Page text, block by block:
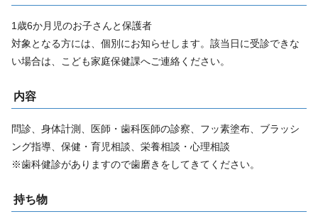
1歳6か月児のお子さんと保護者
対象となる方には、個別にお知らせします。該当日に受診できな
い場合は、こども家庭保健課へご連絡ください。
内容
問診、身体計測、医師・歯科医師の診察、フッ素塗布、ブラッシ
ング指導、保健・育児相談、栄養相談・心理相談
※歯科健診がありますので歯磨きをしてきてください。
持ち物